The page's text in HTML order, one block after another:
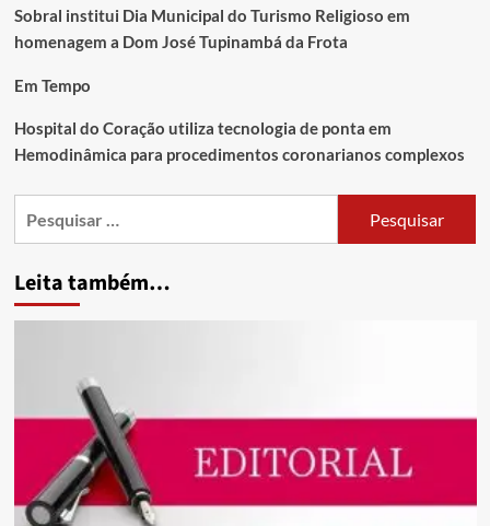
Sobral institui Dia Municipal do Turismo Religioso em
homenagem a Dom José Tupinambá da Frota
Em Tempo
Hospital do Coração utiliza tecnologia de ponta em
Hemodinâmica para procedimentos coronarianos complexos
Leita também…